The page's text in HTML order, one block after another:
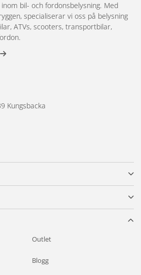
Outlet
Blogg
bil- och fordonsbelysning. Med
specialiserar vi oss på belysning
ATVs, scooters, transportbilar,
Kungsbacka